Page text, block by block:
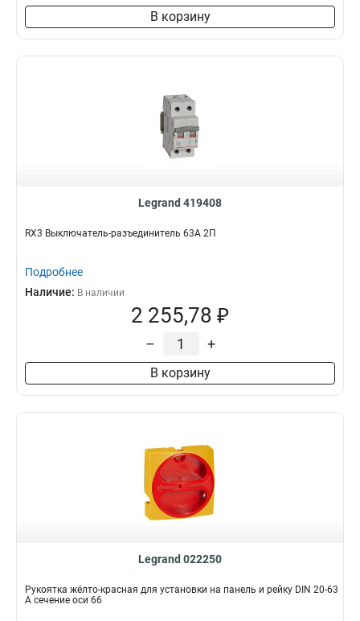
В корзину
Legrand 419408
RX3 Выключатель-разъединитель 63А 2П
Подробнее
Наличие: В наличии
2 255,78 ₽
– +
В корзину
Legrand 022250
Рукоятка жёлто-красная для установки на панель и рейку DIN 20-63
А сечение оси 66